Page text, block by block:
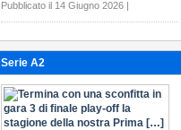
Pubblicato il 14 Giugno 2026 |
Serie A2